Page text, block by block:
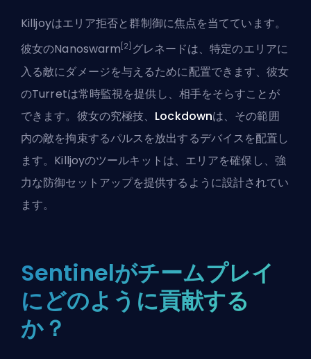
Killjoyはエリア拒否と群制御に焦点を当てています。
彼女のNanoswarm [2] グレネードは、特定のエリアに
入る敵にダメージを与えるために配置できます、彼女
のTurretは常時監視を提供し、相手をそらすことが
できます。彼女の究極技、 Lockdownは、その範囲
内の敵を拘束するパルスを放出するデバイスを配置し
ます。Killjoyのツールキットは、エリアを確保し、強
力な防御セットアップを提供するように設計されてい
ます。
Sentinelがチームプレイ
にどのように貢献する
か？